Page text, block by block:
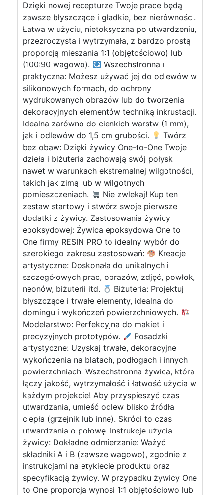
Dzięki nowej recepturze Twoje prace będą
zawsze błyszczące i gładkie, bez nierówności.
Łatwa w użyciu, nietoksyczna po utwardzeniu,
przezroczysta i wytrzymała, z bardzo prostą
proporcją mieszania 1:1 (objętościowo) lub
(100:90 wagowo).
Wszechstronna i
praktyczna: Możesz używać jej do odlewów w
silikonowych formach, do ochrony
wydrukowanych obrazów lub do tworzenia
dekoracyjnych elementów techniką inkrustacji.
Idealna zarówno do cienkich warstw (1 mm),
jak i odlewów do 1,5 cm grubości.
Twórz
bez obaw: Dzięki żywicy One-to-One Twoje
dzieła i biżuteria zachowają swój połysk
nawet w warunkach ekstremalnej wilgotności,
takich jak zimą lub w wilgotnych
pomieszczeniach.
Nie zwlekaj! Kup ten
zestaw startowy i stwórz swoje pierwsze
dodatki z żywicy. Zastosowania żywicy
epoksydowej: Żywica epoksydowa One to
One firmy RESIN PRO to idealny wybór do
szerokiego zakresu zastosowań:
Kreacje
artystyczne: Doskonała do unikalnych i
szczegółowych prac, obrazów, zdjęć, powłok,
neonów, biżuterii itd.
Biżuteria: Projektuj
błyszczące i trwałe elementy, idealna do
domingu i wykończeń powierzchniowych.
Modelarstwo: Perfekcyjna do makiet i
precyzyjnych prototypów.
Posadzki
artystyczne: Uzyskaj trwałe, dekoracyjne
wykończenia na blatach, podłogach i innych
powierzchniach. Wszechstronna żywica, która
łączy jakość, wytrzymałość i łatwość użycia w
każdym projekcie! Aby przyspieszyć czas
utwardzania, umieść odlew blisko źródła
ciepła (grzejnik lub inne). Skróci to czas
utwardzania o połowę. Instrukcje użycia
żywicy: Dokładne odmierzanie: Ważyć
składniki A i B (zawsze wagowo), zgodnie z
instrukcjami na etykiecie produktu oraz
specyfikacją żywicy. W przypadku żywicy One
to One proporcja wynosi 1:1 objętościowo lub